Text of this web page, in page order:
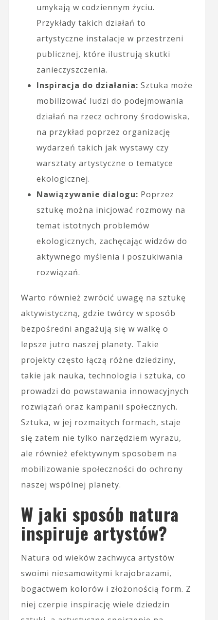
umykają w codziennym życiu.
Przykłady takich działań to
artystyczne instalacje w przestrzeni
publicznej, które ilustrują skutki
zanieczyszczenia.
Inspiracja do działania: Sztuka może
mobilizować ludzi do podejmowania
działań na rzecz ochrony środowiska,
na przykład poprzez organizację
wydarzeń takich jak wystawy czy
warsztaty artystyczne o tematyce
ekologicznej.
Nawiązywanie dialogu: Poprzez
sztukę można inicjować rozmowy na
temat istotnych problemów
ekologicznych, zachęcając widzów do
aktywnego myślenia i poszukiwania
rozwiązań.
Warto również zwrócić uwagę na sztukę
aktywistyczną, gdzie twórcy w sposób
bezpośredni angażują się w walkę o
lepsze jutro naszej planety. Takie
projekty często łączą różne dziedziny,
takie jak nauka, technologia i sztuka, co
prowadzi do powstawania innowacyjnych
rozwiązań oraz kampanii społecznych.
Sztuka, w jej rozmaitych formach, staje
się zatem nie tylko narzędziem wyrazu,
ale również efektywnym sposobem na
mobilizowanie społeczności do ochrony
naszej wspólnej planety.
W jaki sposób natura
inspiruje artystów?
Natura od wieków zachwyca artystów
swoimi niesamowitymi krajobrazami,
bogactwem kolorów i złożonością form. Z
niej czerpie inspirację wiele dziedzin